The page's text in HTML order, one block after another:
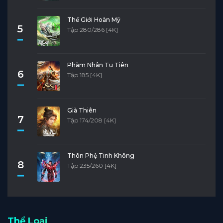
5
Thế Giới Hoàn Mỹ
Tập 280/286 [4K]
6
Phàm Nhân Tu Tiên
Tập 185 [4K]
7
Già Thiên
Tập 174/208 [4K]
8
Thôn Phệ Tinh Không
Tập 235/260 [4K]
Thể Loại